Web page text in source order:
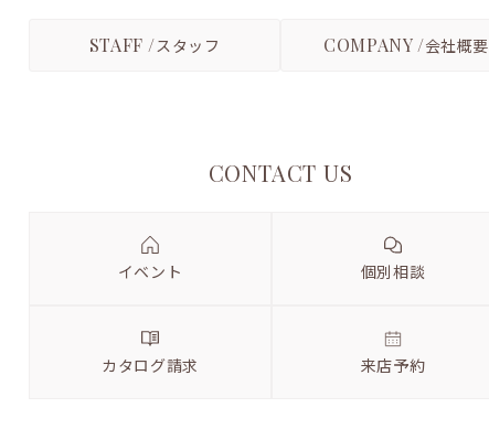
STAFF /スタッフ COMPANY /会社概要
CONTACT US
イベント 個別相談
カタログ請求 来店予約